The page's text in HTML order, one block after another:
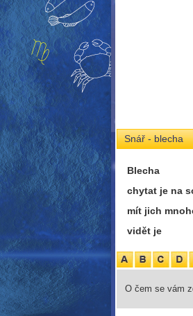
Snář - blecha
Blecha
chytat je na
mít jich
vidět je
O čem se vám